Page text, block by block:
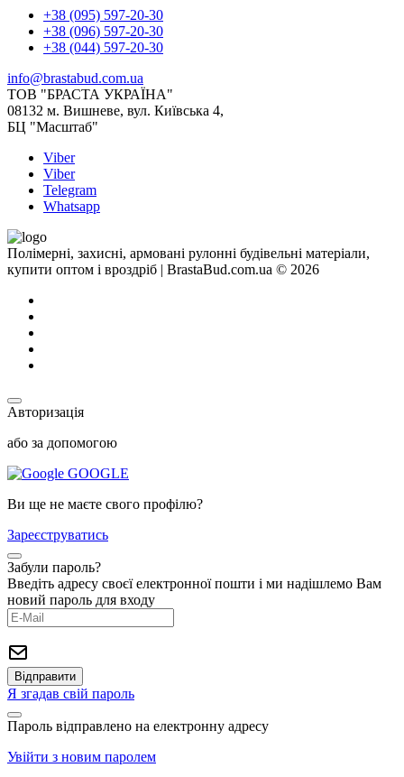
+38 (095) 597-20-30
+38 (096) 597-20-30
+38 (044) 597-20-30
info@brastabud.com.ua
ТОВ "БРАСТА УКРАЇНА"
08132 м. Вишневе, вул. Київська 4,
БЦ "Масштаб"
Viber
Viber
Telegram
Whatsapp
Полімерні, захисні, армовані рулонні будівельні матеріали,
купити оптом і вроздріб | BrastaBud.com.ua © 2026
Авторизація
або за допомогою
GOOGLE
Ви ще не маєте свого профілю?
Зареєструватись
Забули пароль?
Введіть адресу своєї електронної пошти і ми надішлемо Вам
новий пароль для входу
Я згадав свій пароль
Пароль відправлено на електронну адресу
Увійти з новим паролем